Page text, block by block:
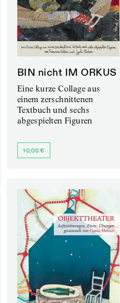
BIN nicht IM ORKUS
Eine kurze Collage aus
einem zerschnittenen
Textbuch und sechs
abgespielten Figuren
10,00 €